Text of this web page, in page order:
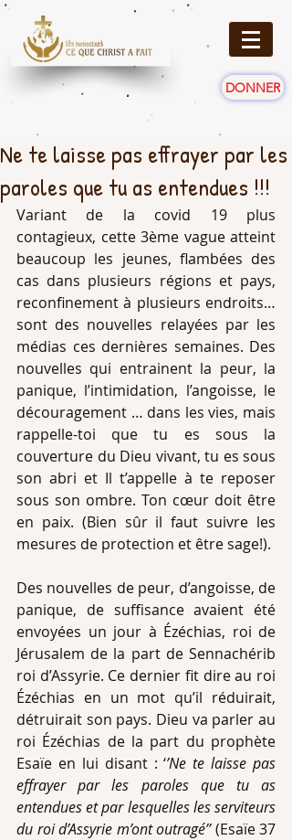
DONNER
Ne te laisse pas effrayer par les
paroles que tu as entendues !!!
Variant de la covid 19 plus
contagieux, cette 3ème vague atteint
beaucoup les jeunes, flambées des
cas dans plusieurs régions et pays,
reconfinement à plusieurs endroits…
sont des nouvelles relayées par les
médias ces dernières semaines. Des
nouvelles qui entrainent la peur, la
panique, l’intimidation, l’angoisse, le
découragement … dans les vies, mais
rappelle-toi que tu es sous la
couverture du Dieu vivant, tu es sous
son abri et Il t’appelle à te reposer
sous son ombre. Ton cœur doit être
en paix. (Bien sûr il faut suivre les
mesures de protection et être sage!).
Des nouvelles de peur, d’angoisse, de
panique, de suffisance avaient été
envoyées un jour à Ézéchias, roi de
Jérusalem de la part de Sennachérib
roi d’Assyrie. Ce dernier fit dire au roi
Ézéchias en un mot qu’il réduirait,
détruirait son pays. Dieu va parler au
roi Ézéchias de la part du prophète
Esaïe en lui disant : ‘’Ne te laisse pas
effrayer par les paroles que tu as
entendues et par lesquelles les serviteurs
du roi d’Assyrie m’ont outragé’’ (Esaïe 37